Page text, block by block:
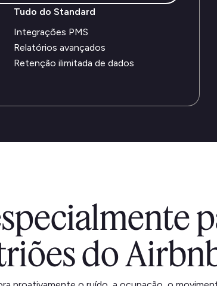
Tudo do Standard
Integrações PMS
Relatórios avançados
Retenção ilimitada de dados
do